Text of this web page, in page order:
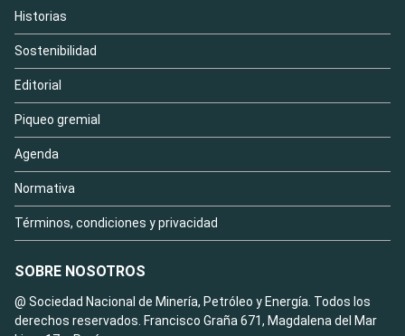
Historias
Sostenibilidad
Editorial
Piqueo gremial
Agenda
Normativa
Términos, condiciones y privacidad
SOBRE NOSOTROS
@ Sociedad Nacional de Minería, Petróleo y Energía. Todos los
derechos reservados. Francisco Graña 671, Magdalena del Mar